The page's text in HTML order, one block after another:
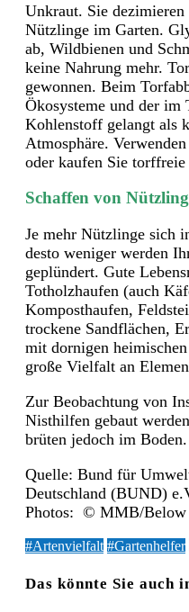
Unkraut. Sie
Nützlinge im Garten.
ab, Wildbienen und
keine Nahrung mehr.
gewonnen. Beim
Ökosysteme und der im
Kohlenstoff gelangt als
Atmosphäre.
oder kaufen Sie torffreie
Schaffen von
Je mehr Nützlinge sich
desto weniger werden
geplündert. Gute
Totholzhaufen (auch
Komposthaufen,
trockene Sandflächen,
mit dornigen
große Vielfalt an
Zur Beobachtung von
Nisthilfen gebaut
brüten jedoch im Boden.
Quelle: Bund für
Deutschland (BUND)
Photos: © MMB/Below
#Artenvielfalt #Gartenhelfer
Das könnte Sie auch